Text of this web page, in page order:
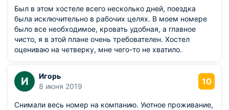
Был в этом хостеле всего несколько дней, поездка
была исключительно в рабочих целях. В моем номере
было все необходимое, кровать удобная, а главное
чисто, я в этой плане очень требователен. Хостел
оцениваю на четверку, мне чего-то не хватило.
И
Игорь
8 июня 2019
10
Снимали весь номер на компанию. Уютное проживание,